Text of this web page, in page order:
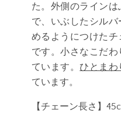
た。外側のライン
で、いぶしたシル
めるようにつけた
です。小さなこだ
ています。 ひとまわ
ています。
【チェーン長さ】